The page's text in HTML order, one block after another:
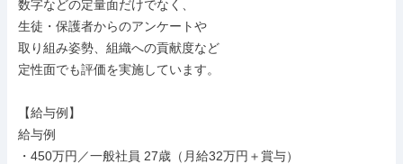
数字などの定量面だけでなく、
生徒・保護者からのアンケートや
取り組み姿勢、組織への貢献度など
定性面でも評価を実施しています。
【給与例】
給与例
・450万円／一般社員 27歳（月給32万円＋賞与）